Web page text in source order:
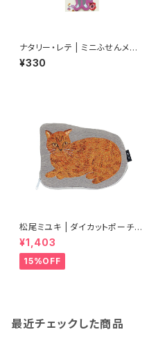
ナタリー・レテ | ミニふせんメモ
ブラックキャット | Mini Sticky
memo Black cat
¥330
松尾ミユキ | ダイカットポーチ |
Diecut pouch Shima
¥1,403
15%OFF
最近チェックした商品